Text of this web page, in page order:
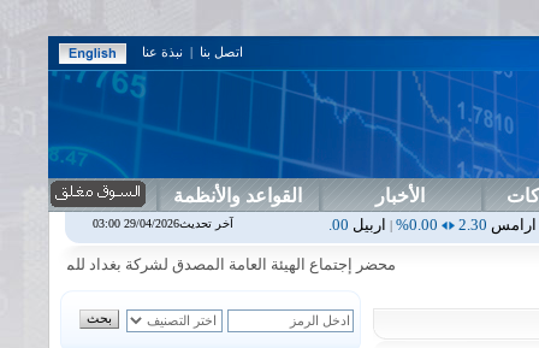
اتصل بنا | نبذة عنا
الأخبار القواعد والأنظمة
|اربيل 0.00%
|اس بنك |اسفنج1.87
محضر إجتماع الهيئة العامة المصدق لشركة بغداد للمشروبات الغازية